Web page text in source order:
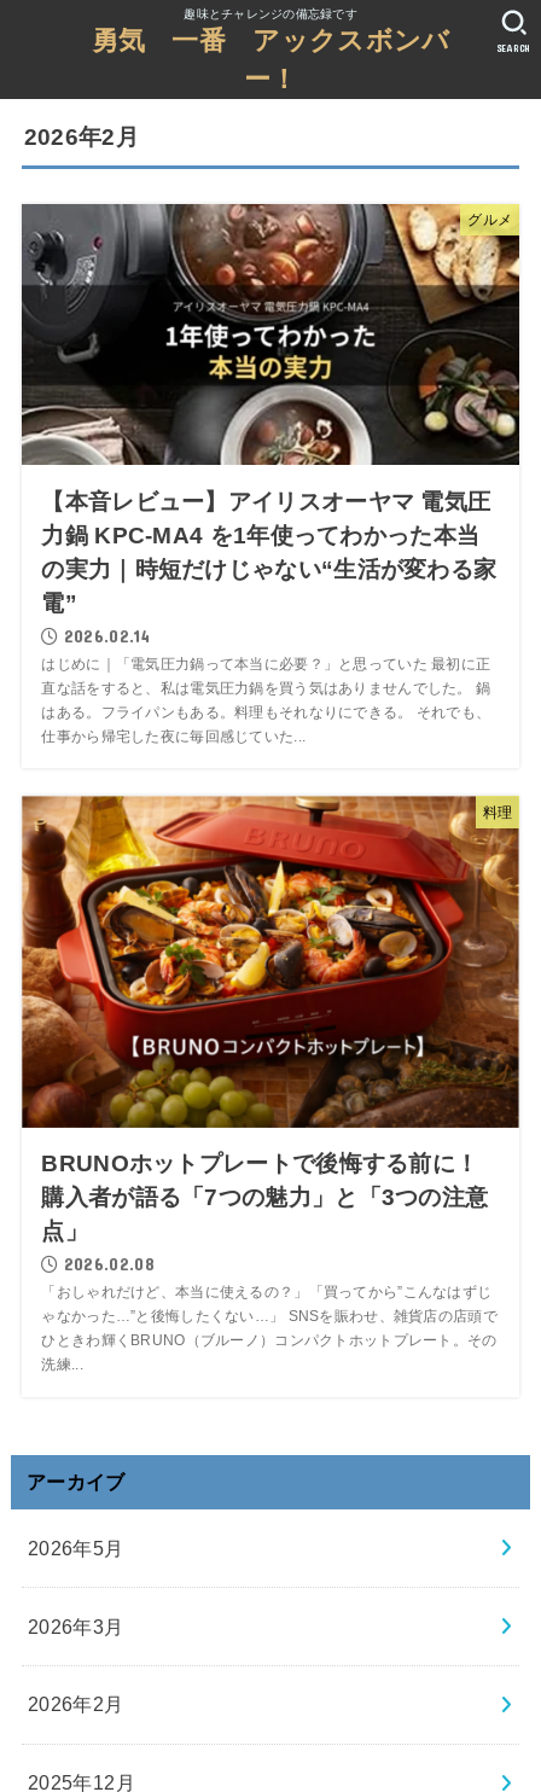
趣味とチャレンジの備忘録です
勇気 一番 アックスボンバ
ー！
SEARCH
2026年2月
グルメ
【本音レビュー】アイリスオーヤマ 電気圧
力鍋 KPC-MA4 を1年使ってわかった本当
の実力｜時短だけじゃない“生活が変わる家
電”
2026.02.14
はじめに｜「電気圧力鍋って本当に必要？」と思っていた 最初に正
直な話をすると、私は電気圧力鍋を買う気はありませんでした。 鍋
はある。フライパンもある。料理もそれなりにできる。 それでも、
仕事から帰宅した夜に毎回感じていた...
料理
BRUNOホットプレートで後悔する前に！
購入者が語る「7つの魅力」と「3つの注意
点」
2026.02.08
「おしゃれだけど、本当に使えるの？」「買ってから”こんなはずじ
ゃなかった…”と後悔したくない…」 SNSを賑わせ、雑貨店の店頭で
ひときわ輝くBRUNO（ブルーノ）コンパクトホットプレート。その
洗練...
アーカイブ
2026年5月
2026年3月
2026年2月
2025年12月